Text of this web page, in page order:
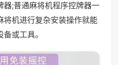
器;普通麻将机程序控牌器一
将机进行复杂安装操作就能
或工具。